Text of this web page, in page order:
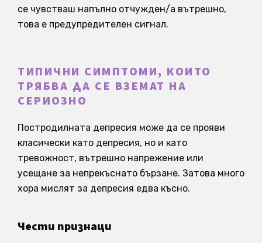
се чувстваш напълно отчужден/а вътрешно,
това е предупредителен сигнал.
ТИПИЧНИ СИМПТОМИ, КОИТО
ТРЯБВА ДА СЕ ВЗЕМАТ НА
СЕРИОЗНО
Постродилната депресия може да се прояви
класически като депресия, но и като
тревожност, вътрешно напрежение или
усещане за непрекъснато бързане. Затова много
хора мислят за депресия едва късно.
Чести признаци